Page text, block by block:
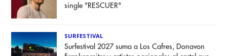
single "RESCUER"
SURFESTIVAL
Surfestival 2027 suma a Los Cafres, Donavon